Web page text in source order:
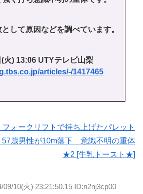
して原因などを調べています。
火) 13:06 UTYテレビ山梨
articles/-/1417465
フォークリフトで持ち上げたパレット
歳男性が10m落下 意識不明の重体
★2 [牛乳トースト★]
09/10(火) 23:21:50.15 ID:n2nj3cp00